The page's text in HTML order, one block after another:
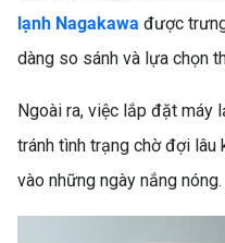
lạnh Nagakawa được
dàng so sánh và lựa chọn
Ngoài ra, việc lắp đặt máy
tránh tình trạng chờ đợi
vào những ngày nắng nóng.